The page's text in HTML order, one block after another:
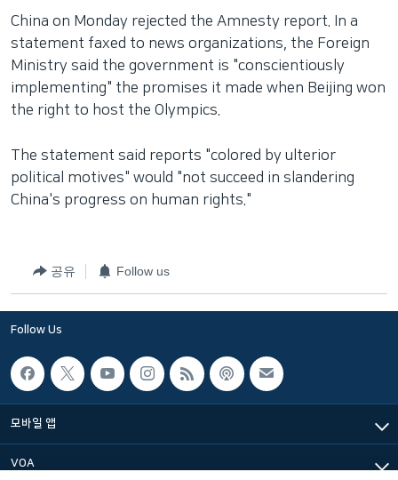
China on Monday rejected the Amnesty report. In a
statement faxed to news organizations, the Foreign
Ministry said the government is "conscientiously
implementing" the promises it made when Beijing won
the right to host the Olympics.
The statement said reports "colored by ulterior
political motives" would "not succeed in slandering
China's progress on human rights."
공유 Follow us
Follow Us
모바일 앱
VOA